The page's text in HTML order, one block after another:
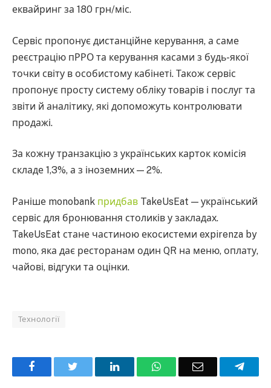
еквайринг за 180 грн/міс.
Сервіс пропонує дистанційне керування, а саме
реєстрацію пРРО та керування касами з будь-якої
точки світу в особистому кабінеті. Також сервіс
пропонує просту систему обліку товарів і послуг та
звіти й аналітику, які допоможуть контролювати
продажі.
За кожну транзакцію з українських карток комісія
складе 1,3%, а з іноземних — 2%.
Раніше monobank придбав TakeUsEat — український
сервіс для бронювання столиків у закладах.
TakeUsEat стане частиною екосистеми expirenza by
mono, яка дає ресторанам один QR на меню, оплату,
чайові, відгуки та оцінки.
Технології
Facebook LinkedInWhatsAppEmail